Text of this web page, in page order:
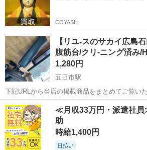
COYASH
【リユ-スのサカイ広島
腹筋台/クリ-ニング済み/
1,280円
五日市駅
下記URLから当店の掲載商品をまとめてご覧い
広島 広島市 五日市駅 その他 サ
≪月収33万円・派遣社
助
時給1,400円
日払い